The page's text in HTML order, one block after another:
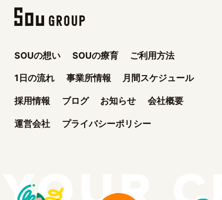
SOUの想い SOUの療育 ご利用方法
1日の流れ 事業所情報 月間スケジュール
採用情報 ブログ お知らせ 会社概要
運営会社 プライバシーポリシー